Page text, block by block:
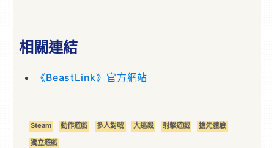
相關連結
《BeastLink》官方網站
Steam 動作遊戲 多人對戰 大逃殺 射擊遊戲
搶先體驗
獨立遊戲